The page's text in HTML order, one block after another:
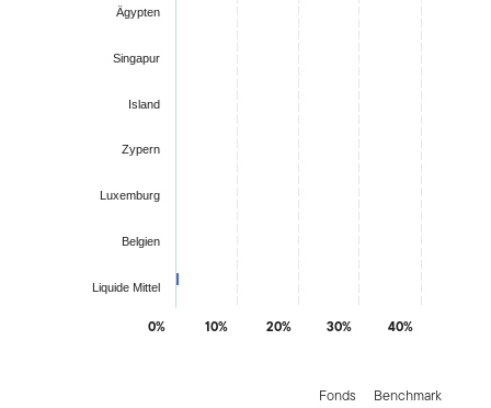
Ägypten
Singapur
Island
Zypern
Luxemburg
Belgien
Liquide Mittel
0% 10% 20% 30% 40%
Fonds Benchmark